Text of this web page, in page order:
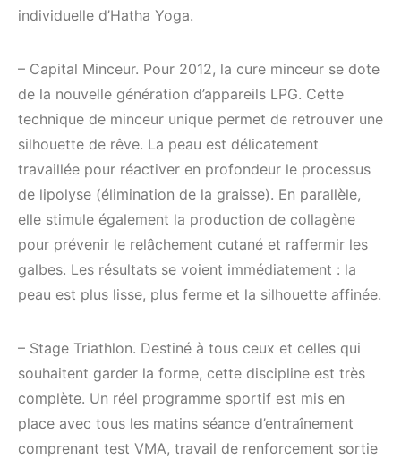
individuelle d’Hatha Yoga.
– Capital Minceur. Pour 2012, la cure minceur se dote
de la nouvelle génération d’appareils LPG. Cette
technique de minceur unique permet de retrouver une
silhouette de rêve. La peau est délicatement
travaillée pour réactiver en profondeur le processus
de lipolyse (élimination de la graisse). En parallèle,
elle stimule également la production de collagène
pour prévenir le relâchement cutané et raffermir les
galbes. Les résultats se voient immédiatement : la
peau est plus lisse, plus ferme et la silhouette affinée.
– Stage Triathlon. Destiné à tous ceux et celles qui
souhaitent garder la forme, cette discipline est très
complète. Un réel programme sportif est mis en
place avec tous les matins séance d’entraînement
comprenant test VMA, travail de renforcement sortie